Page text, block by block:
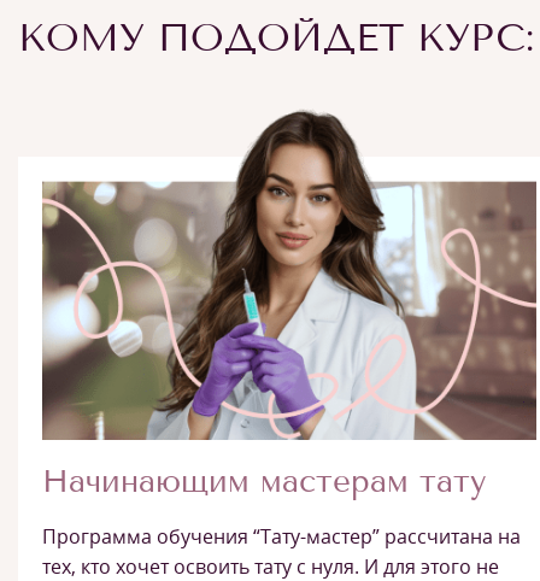
КОМУ ПОДОЙДЕТ КУРС:
Начинающим мастерам тату
Программа обучения “Тату-мастер” рассчитана на
тех, кто хочет освоить тату с нуля. И для этого не